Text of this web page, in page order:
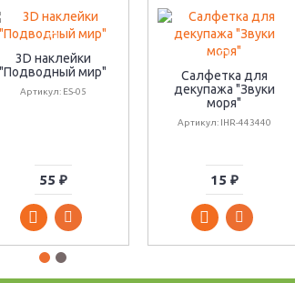
3D наклейки
"Подводный мир"
Артикул: ES-05
55 ₽
Салфетка для
декупажа "Звуки
моря"
Артикул: IHR-443440
15 ₽